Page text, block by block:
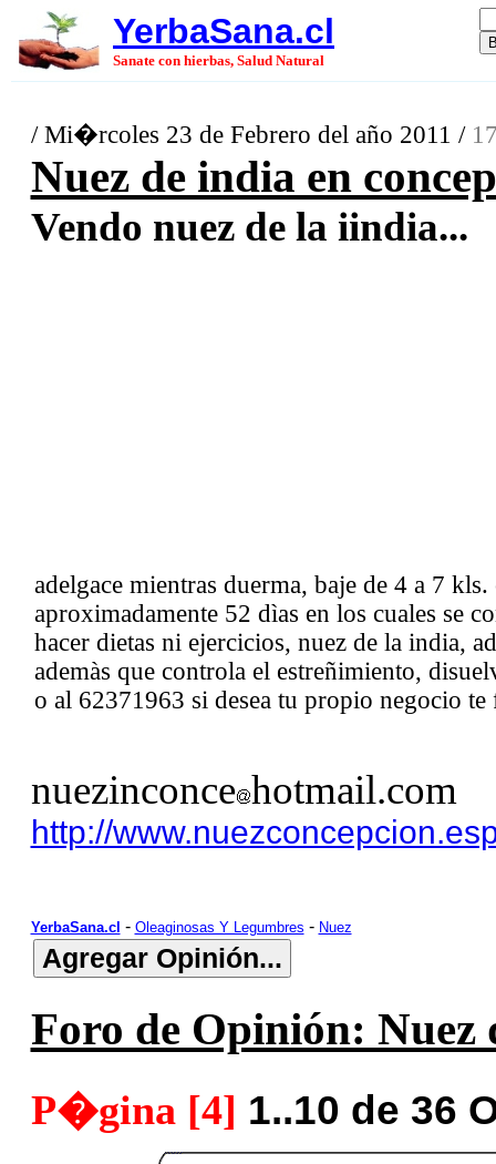
YerbaSana.cl
Sanate con hierbas, Salud Natural
/ Mi�rcoles 23 de Febrero del año 2011 /
Nuez de india en
Vendo nuez de la iindia...
adelgace mientras duerma, baje de 4 a 7
aproximadamente 52 dìas en los cuales se
hacer dietas ni ejercicios, nuez de la india,
ademàs que controla el estreñimiento,
o al 62371963 si desea tu propio negocio
nuezinconce hotmail.com
http://
YerbaSana.cl - Oleaginosas Y Legumbres - Nuez
Foro de Opinión: Nuez
P�gina [4] 1..10 de 36